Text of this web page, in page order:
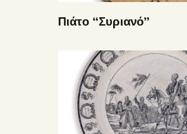
Πιάτο “Συριανό”